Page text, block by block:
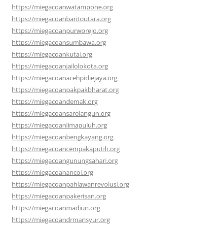
https://miegacoanwatampone.org
https://miegacoanbaritoutara.org
https://miegacoanpurworejo.org
https://miegacoansumbawa.org
https://miegacoankutai.org
https://miegacoanjailolokota.org
https://miegacoanacehpidiejaya.org
https://miegacoanpakpakbharat.org
https://miegacoandemak.org
https://miegacoansarolangun.org
https://miegacoanlimapuluh.org
https://miegacoanbengkayang.org
https://miegacoancempakaputih.org
https://miegacoangunungsahari.org
https://miegacoanancol.org
https://miegacoanpahlawanrevolusi.org
https://miegacoanpakerisan.org
https://miegacoanmadiun.org
https://miegacoandrmansyur.org